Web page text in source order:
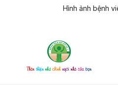
Hình ảnh bệnh